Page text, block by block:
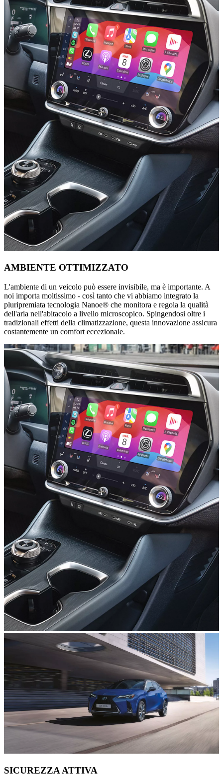
AMBIENTE OTTIMIZZATO
L'ambiente di un veicolo può essere invisibile, ma è importante. A
noi importa moltissimo - così tanto che vi abbiamo integrato la
pluripremiata tecnologia Nanoe® che monitora e regola la qualità
dell'aria nell'abitacolo a livello microscopico. Spingendosi oltre i
tradizionali effetti della climatizzazione, questa innovazione assicura
costantemente un comfort eccezionale.
SICUREZZA ATTIVA